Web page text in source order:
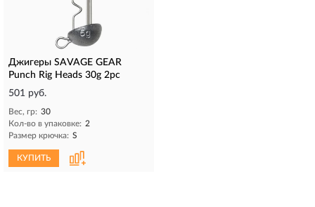
Джигеры SAVAGE GEAR
Punch Rig Heads 30g 2pc
501 руб.
Вес, гр: 30
Кол-во в упаковке: 2
Размер крючка: S
КУПИТЬ